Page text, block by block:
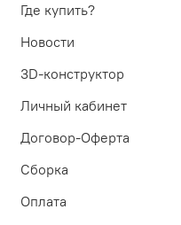
Где купить?
Новости
3D-конструктор
Личный кабинет
Договор-Оферта
Сборка
Оплата